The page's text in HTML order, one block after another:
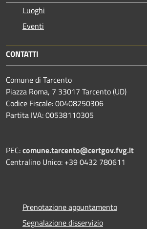
Luoghi
Eventi
CONTATTI
Comune di Tarcento
Piazza Roma, 7 33017 Tarcento (UD)
Codice Fiscale: 00408250306
Partita IVA: 00538110305
PEC:comune.tarcento@certgov.fvg.it
Centralino Unico: +39 0432 780611
Prenotazione appuntamento
Segnalazione disservizio